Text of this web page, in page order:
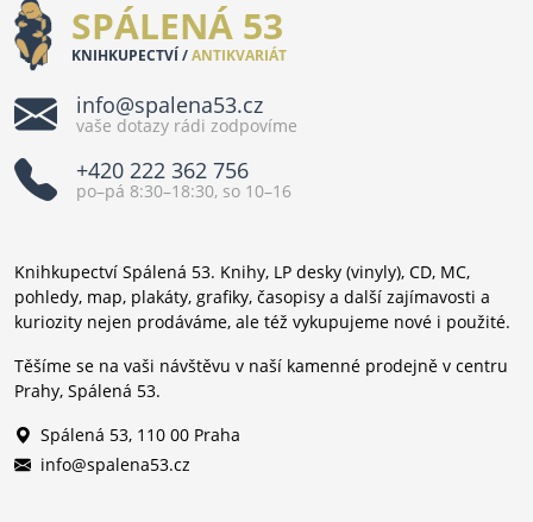
SPÁLENÁ 53
KNIHKUPECTVÍ /ANTIKVARIÁT
info@spalena53.cz
vaše dotazy rádi zodpovíme
+420 222 362 756
po–pá 8:30–18:30, so 10–16
Knihkupectví Spálená 53. Knihy, LP desky (vinyly), CD, MC,
pohledy, map, plakáty, grafiky, časopisy a další zajímavosti a
kuriozity nejen prodáváme, ale též vykupujeme nové i použité.
Těšíme se na vaši návštěvu v naší kamenné prodejně v centru
Prahy, Spálená 53.
Spálená 53, 110 00 Praha
info@spalena53.cz